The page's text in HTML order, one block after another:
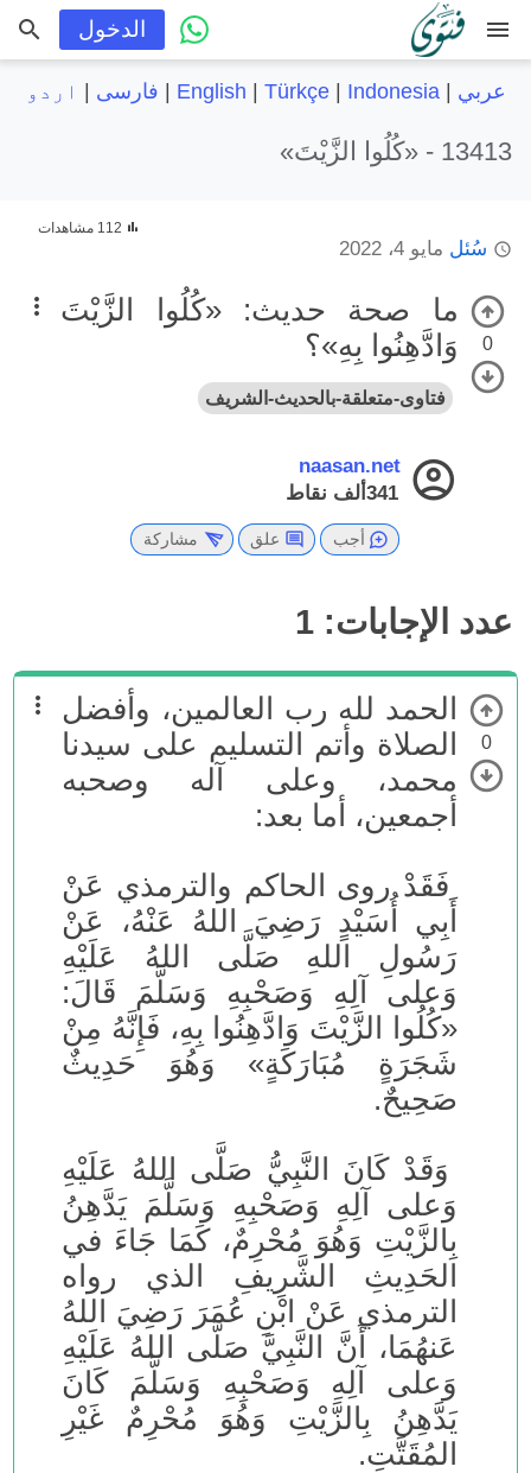
menu الدخول
عربي |
English Türkçe| Indonesia فارسی اردو
13413 - «كُلُوا الزَّيْتَ»
سُئل مايو 4، 2022
112 مشاهدات
0
ما صحة حديث: «كُلُوا الزَّيْتَ
وَادَّهِنُوا بِهِ»؟
فتاوى-متعلقة-بالحديث-الشريف
naasan.net
341ألف
نقاط
أجب علق مشاركة
عدد الإجابات: 1
0
الحمد لله رب العالمين، وأفضل
الصلاة وأتم التسليم على سيدنا
محمد، وعلى آله وصحبه
أجمعين، أما بعد:
فَقَدْ روى الحاكم والترمذي عَنْ
أَبِي أُسَيْدٍ رَضِيَ اللهُ عَنْهُ، عَنْ
رَسُولِ اللهِ صَلَّى اللهُ عَلَيْهِ
وَعلى آلِهِ وَصَحْبِهِ وَسَلَّمَ قَالَ:
«كُلُوا الزَّيْتَ وَادَّهِنُوا بِهِ، فَإِنَّهُ مِنْ
شَجَرَةٍ مُبَارَكَةٍ» وَهُوَ حَدِيثٌ
صَحِيحٌ.
وَقَدْ كَانَ النَّبِيُّ صَلَّى اللهُ عَلَيْهِ
وَعلى آلِهِ وَصَحْبِهِ وَسَلَّمَ يَدَّهِنُ
بِالزَّيْتِ وَهُوَ مُحْرِمٌ، كَمَا جَاءَ في
الحَدِيثِ الشَّرِيفِ الذي رواه
الترمذي عَنْ ابْنِ عُمَرَ رَضِيَ اللهُ
عَنهُمَا، أَنَّ النَّبِيَّ صَلَّى اللهُ عَلَيْهِ
وَعلى آلِهِ وَصَحْبِهِ وَسَلَّمَ كَانَ
يَدَّهِنُ بِالزَّيْتِ وَهُوَ مُحْرِمٌ غَيْرِ
المُقَتَّتِ.